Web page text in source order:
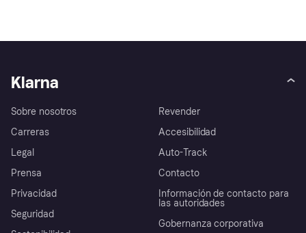
Klarna
Sobre nosotros
Carreras
Legal
Prensa
Privacidad
Seguridad
Revender
Accesibilidad
Auto-Track
Contacto
Información de contacto para
las autoridades
Gobernanza corporativa